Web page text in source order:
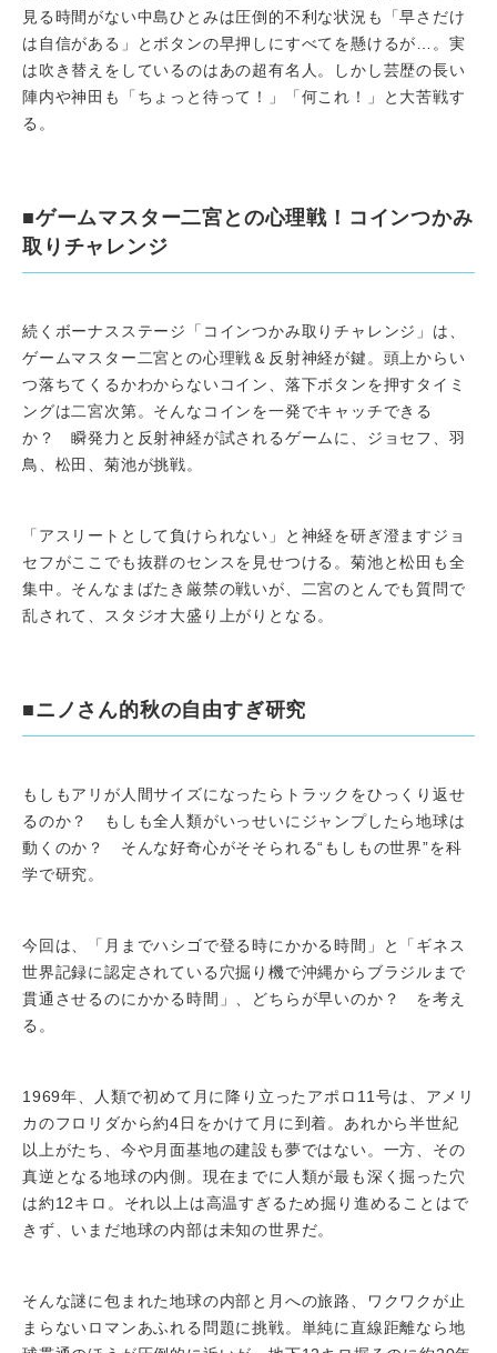
見る時間がない中島ひとみは圧倒的不利な状況も「早さだけ
は自信がある」とボタンの早押しにすべてを懸けるが…。実
は吹き替えをしているのはあの超有名人。しかし芸歴の長い
陣内や神田も「ちょっと待って！」「何これ！」と大苦戦す
る。
■ゲームマスター二宮との心理戦！コインつかみ
取りチャレンジ
続くボーナスステージ「コインつかみ取りチャレンジ」は、
ゲームマスター二宮との心理戦＆反射神経が鍵。頭上からい
つ落ちてくるかわからないコイン、落下ボタンを押すタイミ
ングは二宮次第。そんなコインを一発でキャッチできる
か？ 瞬発力と反射神経が試されるゲームに、ジョセフ、羽
鳥、松田、菊池が挑戦。
「アスリートとして負けられない」と神経を研ぎ澄ますジョ
セフがここでも抜群のセンスを見せつける。菊池と松田も全
集中。そんなまばたき厳禁の戦いが、二宮のとんでも質問で
乱されて、スタジオ大盛り上がりとなる。
■ニノさん的秋の自由すぎ研究
もしもアリが人間サイズになったらトラックをひっくり返せ
るのか？ もしも全人類がいっせいにジャンプしたら地球は
動くのか？ そんな好奇心がそそられる“もしもの世界”を科
学で研究。
今回は、「月までハシゴで登る時にかかる時間」と「ギネス
世界記録に認定されている穴掘り機で沖縄からブラジルまで
貫通させるのにかかる時間」、どちらが早いのか？ を考え
る。
1969年、人類で初めて月に降り立ったアポロ11号は、アメリ
カのフロリダから約4日をかけて月に到着。あれから半世紀
以上がたち、今や月面基地の建設も夢ではない。一方、その
真逆となる地球の内側。現在までに人類が最も深く掘った穴
は約12キロ。それ以上は高温すぎるため掘り進めることはで
きず、いまだ地球の内部は未知の世界だ。
そんな謎に包まれた地球の内部と月への旅路、ワクワクが止
まらないロマンあふれる問題に挑戦。単純に直線距離なら地